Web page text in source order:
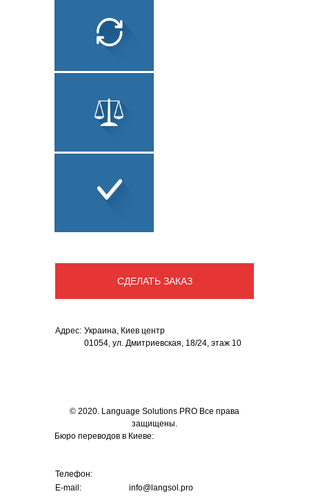
СДЕЛАТЬ ЗАКАЗ
Адрес: Украина, Киев центр
01054, ул. Дмитриевская, 18/24, этаж 10
© 2020. Language Solutions PRO Все права
защищены.
Бюро переводов в Киеве:
Телефон:
E-mail:
info@langsol.pro